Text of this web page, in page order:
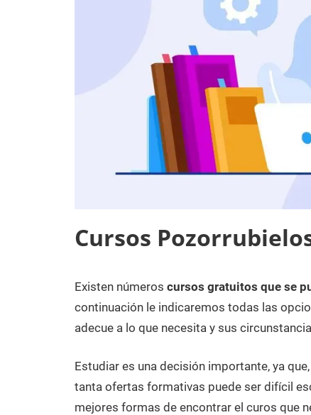
Cursos
13
de
enero
2021
Maria
Cursos
en
Cuenca
Existen números cursos gratuitos que se
continuación le indicaremos todas las
adecue a lo que necesita y sus
Estudiar es una decisión importante, ya
tanta ofertas formativas puede ser difícil
mejores formas de encontrar el curos que